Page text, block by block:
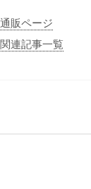
販ページ
連記事一覧